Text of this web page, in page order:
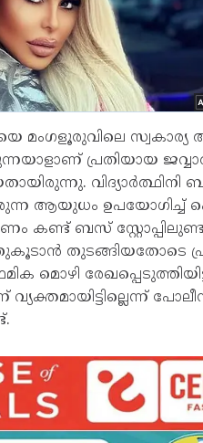
മം​ഗളൂരുവിലെ സ്വകാര്യ
പ്രതിയായ
ആയുധം
കണ്ട് ബസ്
തുടങ്ങിയതോടെ
മൊഴി